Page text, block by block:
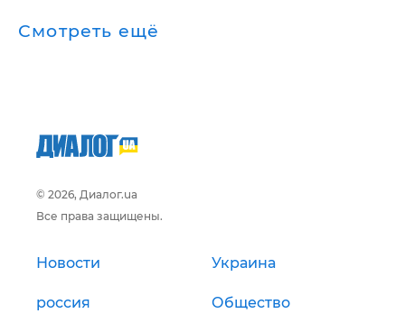
Смотреть ещё
© 2026, Диалог.ua
Все права защищены.
Новости Украина
россия Общество